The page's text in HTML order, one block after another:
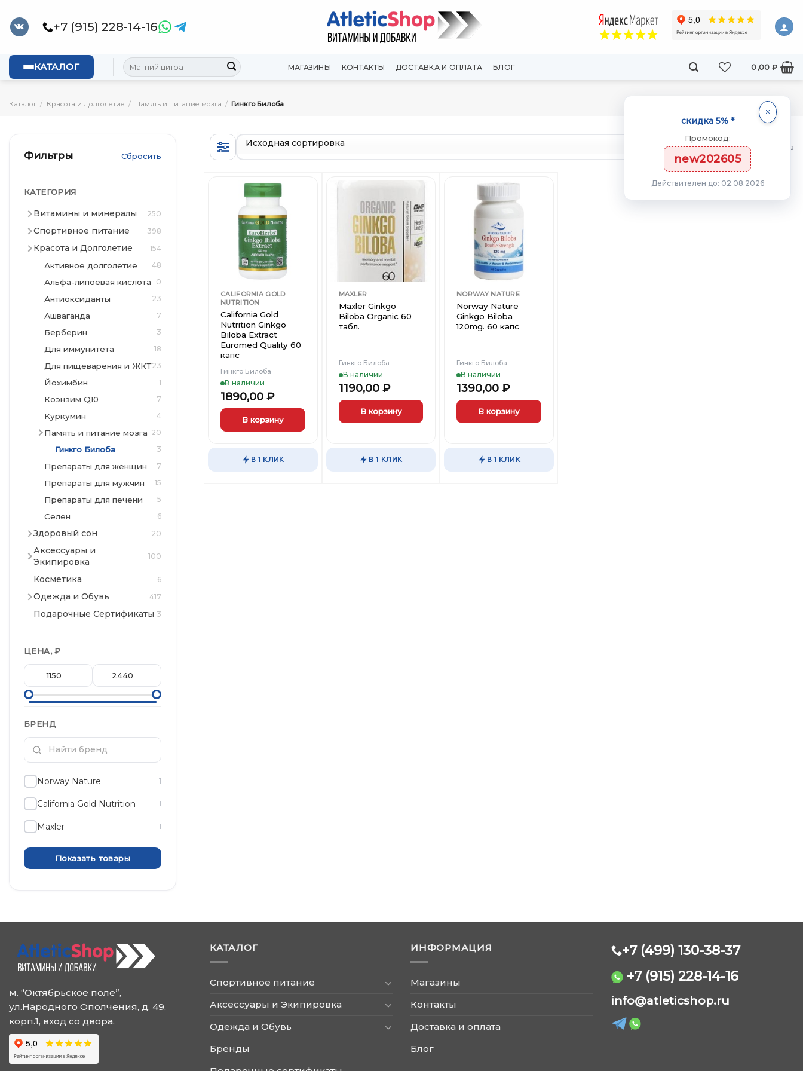
content
+7 (915) 228-14-16
КАТАЛОГ Искать:
МАГАЗИНЫ КОНТАКТЫ ДОСТАВКА И ОПЛАТА БЛОГ 0,00 ₽
Каталог / Красота и Долголетие / Память и питание мозга / Гинкго Билоба
Фильтры Сбросить
КАТЕГОРИЯ
Витамины и минералы 250
Спортивное питание 398
Красота и Долголетие 154
Активное долголетие 48
Альфа-липоевая кислота 0
Антиоксиданты 23
Ашваганда 7
Берберин 3
Для иммунитета 18
Для пищеварения и ЖКТ23
Йохимбин 1
Коэнзим Q10 7
Куркумин 4
Память и питание мозга 20
Гинкго Билоба 3
Препараты для женщин 7
Препараты для мужчин 15
Препараты для печени 5
Селен 6
Здоровый сон 20
Аксессуары и
Экипировка
100
Косметика 6
Одежда и Обувь 417
Подарочные Сертификаты 3
ЦЕНА, ₽
БРЕНД
Norway Nature 1
California Gold Nutrition 1
Maxler 1
Показать товары
товаров
Добавить
в
Вишлист
CALIFORNIA GOLD
NUTRITION
California Gold
Nutrition Ginkgo
Biloba Extract
Euromed Quality 60
капс
Гинкго Билоба
В наличии
1890,00 ₽
В корзину
В 1 КЛИК
Добавить
в
Вишлист
MAXLER
Maxler Ginkgo
Biloba Organic 60
табл.
Гинкго Билоба
В наличии
1190,00 ₽
В корзину
В 1 КЛИК
в
Вишлист
NORWAY NATURE
Norway Nature
Ginkgo Biloba
120mg. 60 капс
Гинкго Билоба
В наличии
1390,00₽
В корзину
В 1 КЛИК
м. “Октябрьское поле”,
ул.Народного Ополчения, д. 49,
корп.1, вход со двора.
КАТАЛОГ
Спортивное питание
Аксессуары и Экипировка
Одежда и Обувь
Бренды
ИНФОРМАЦИЯ
Магазины
Контакты
Доставка и оплата
Блог
+7 (499) 130-38-37
+7 (915) 228-14-16
info@atleticshop.ru
Обычно отвечаем быстро
скидка 5% *
Промокод:
new202605
Действителен до: 02.08.2026